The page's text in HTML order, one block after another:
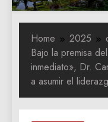
Home 2025
Bajo la premisa
inmediato», Dr.
a asumir el